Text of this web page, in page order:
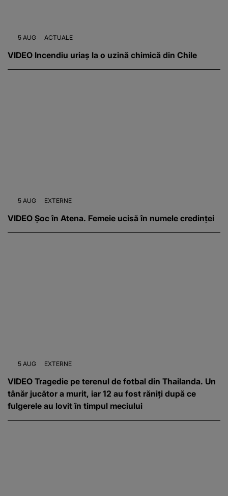
5 AUG ACTUALE
VIDEO Incendiu uriaș la o uzină chimică din Chile
5 AUG EXTERNE
VIDEO Șoc în Atena. Femeie ucisă în numele credinței
5 AUG EXTERNE
VIDEO Tragedie pe terenul de fotbal din Thailanda. Un
tânăr jucător a murit, iar 12 au fost răniți după ce
fulgerele au lovit în timpul meciului